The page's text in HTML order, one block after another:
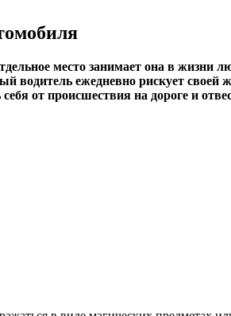
место занимает она в жизни
ежедневно рискует своей
от происшествия на дороге и